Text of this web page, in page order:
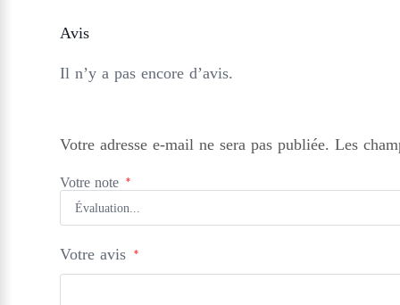
Avis
Il n’y a pas encore d’avis.
Votre adresse e-mail ne sera pas publiée. Les
Votre note *
Votre avis *